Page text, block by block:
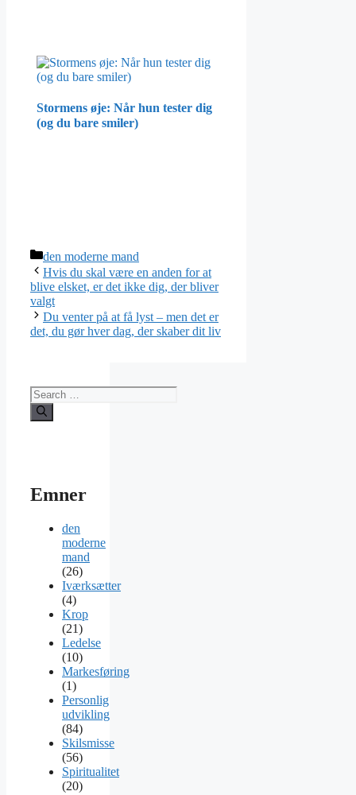
Stormens øje: Når hun tester dig
(og du bare smiler)
Categories
den moderne mand
Hvis du skal være en anden for at
blive elsket, er det ikke dig, der bliver
valgt
Du venter på at få lyst – men det er
det, du gør hver dag, der skaber dit liv
Search
for:
Emner
den
moderne
mand
(26)
Iværksætter
(4)
Krop
(21)
Ledelse
(10)
Markesføring
(1)
Personlig
udvikling
(84)
Skilsmisse
(56)
Spiritualitet
(20)